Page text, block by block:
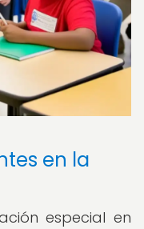
en la
especial en